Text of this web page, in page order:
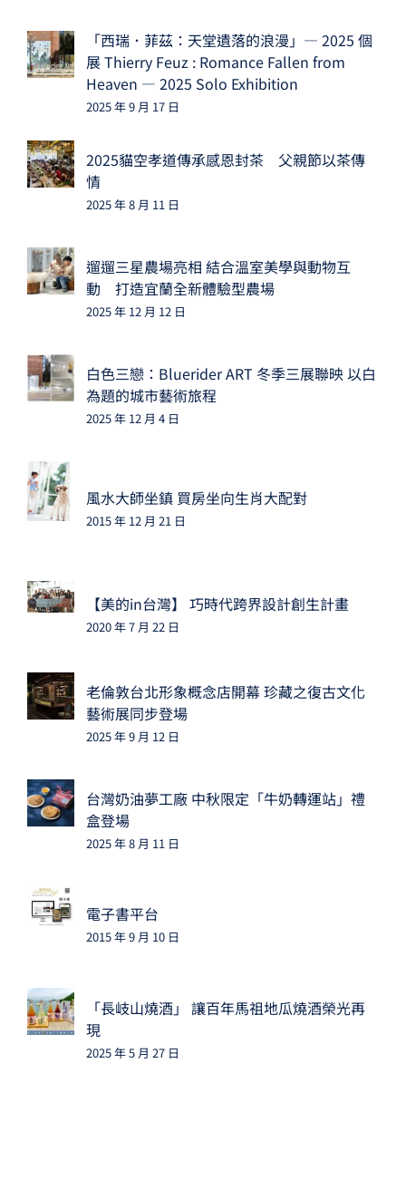
「西瑞．菲茲：天堂遺落的浪漫」— 2025 個
展 Thierry Feuz : Romance Fallen from
Heaven — 2025 Solo Exhibition
2025 年 9 月 17 日
2025貓空孝道傳承感恩封茶 父親節以茶傳
情
2025 年 8 月 11 日
遛遛三星農場亮相 結合溫室美學與動物互
動 打造宜蘭全新體驗型農場
2025 年 12 月 12 日
白色三戀：Bluerider ART 冬季三展聯映 以白
為題的城市藝術旅程
2025 年 12 月 4 日
風水大師坐鎮 買房坐向生肖大配對
2015 年 12 月 21 日
【美的in台灣】 巧時代跨界設計創生計畫
2020 年 7 月 22 日
老倫敦台北形象概念店開幕 珍藏之復古文化
藝術展同步登場
2025 年 9 月 12 日
台灣奶油夢工廠 中秋限定「牛奶轉運站」禮
盒登場
2025 年 8 月 11 日
電子書平台
2015 年 9 月 10 日
「長岐山燒酒」 讓百年馬祖地瓜燒酒榮光再
現
2025 年 5 月 27 日